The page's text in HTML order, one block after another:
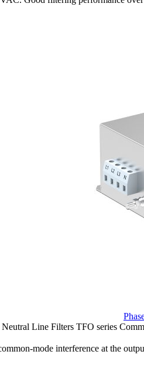
TFO series
mode interference at the